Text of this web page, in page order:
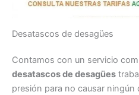
Desatascos de desagües
Contamos con un servicio
desatascos de desagües
presión para no causar ningún